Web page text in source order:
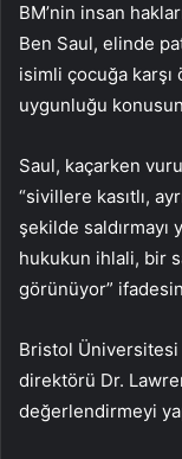
BM’nin insan
Ben Saul, elinde
isimli çocuğa karşı
uygunluğu
Saul, kaçarken
“sivillere kasıtlı,
şekilde saldırmayı
hukukun ihlali, bir
görünüyor”
Bristol Üniversitesi
direktörü Dr.
değerlendirmeyi